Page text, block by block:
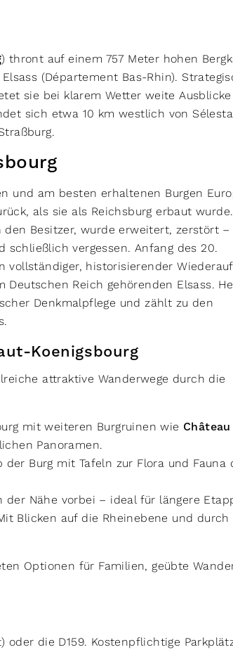
) thront auf einem 757 Meter hohen
(Département Bas-Rhin).
sie bei klarem Wetter weite
sich etwa 10 km westlich von
und am besten erhaltenen Burgen
als sie als Reichsburg erbaut
Besitzer, wurde erweitert, zerstört –
schließlich vergessen. Anfang des 20.
historisierender
Reich gehörenden Elsass.
Denkmalpflege und zählt zu den
Koenigsbourg
attraktive Wanderwege durch die
mit weiteren Burgruinen wie
Panoramen.
der Burg mit Tafeln zur Flora und Fauna
Nähe vorbei – ideal für längere
Blicken auf die Rheinebene und durch
Optionen für Familien, geübte
oder die D159. Kostenpflichtige